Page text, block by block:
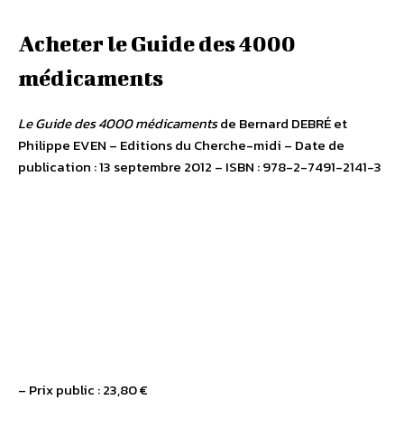
Acheter le Guide des 4000
médicaments
Le Guide des 4000 médicamentsde Bernard DEBRÉ et
Philippe EVEN – Editions du Cherche-midi – Date de
publication : 13 septembre 2012 – ISBN : 978-2-7491-2141-3
– Prix public : 23,80 €